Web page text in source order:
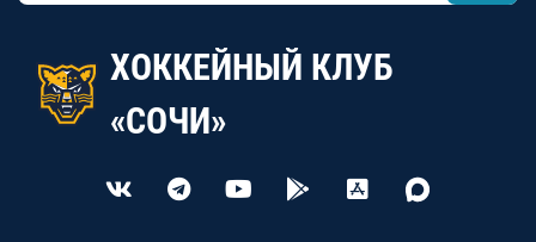
ХОККЕЙНЫЙ КЛУБ
«СОЧИ»